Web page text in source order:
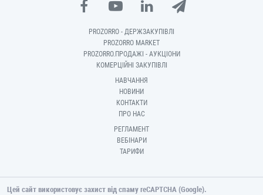
PROZORRO - ДЕРЖЗАКУПІВЛІ
PROZORRO MARKET
PROZORRO.ПРОДАЖІ - АУКЦІОНИ
КОМЕРЦІЙНІ ЗАКУПІВЛІ
НАВЧАННЯ
НОВИНИ
КОНТАКТИ
ПРО НАС
РЕГЛАМЕНТ
ВЕБІНАРИ
ТАРИФИ
Цей сайт використовує захист від спаму reCAPTCHA (Google).